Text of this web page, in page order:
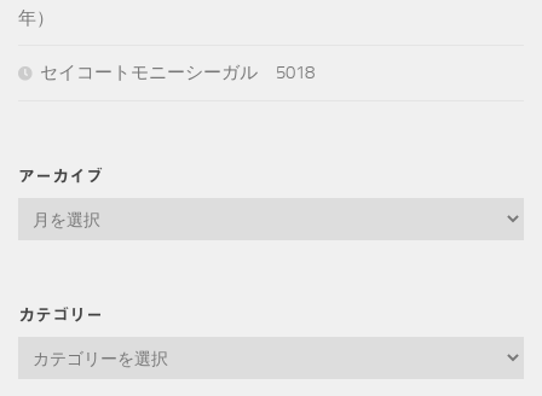
年）
セイコートモニーシーガル 5018
アーカイブ
ブ
カテゴリー